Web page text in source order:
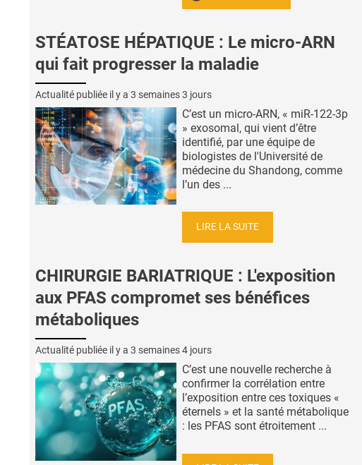
STÉATOSE HÉPATIQUE : Le micro-ARN
qui fait progresser la maladie
Actualité publiée il y a 3 semaines 3 jours
C’est un micro-ARN, « miR-122-3p
» exosomal, qui vient d’être
identifié, par une équipe de
biologistes de l'Université de
médecine du Shandong, comme
l’un des ...
LIRE LA SUITE
CHIRURGIE BARIATRIQUE : L'exposition
aux PFAS compromet ses bénéfices
métaboliques
Actualité publiée il y a 3 semaines 4 jours
C’est une nouvelle recherche à
confirmer la corrélation entre
l’exposition entre ces toxiques «
éternels » et la santé métabolique
: les PFAS sont étroitement ...